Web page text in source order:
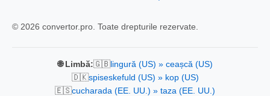
© 2026 convertor.pro. Toate drepturile rezervate.
🌐 Limbă:🇬🇧lingură (US) » ceașcă (US)
🇩🇰spiseskefuld (US) » kop (US)
🇪🇸cucharada (EE. UU.) » taza (EE. UU.)